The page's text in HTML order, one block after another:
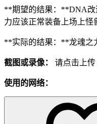
**期望的结果：**DNA改
力应该正常装备上场上
**实际的结果：**龙魂之
截图或录像： 请点击上传
使用的网络：